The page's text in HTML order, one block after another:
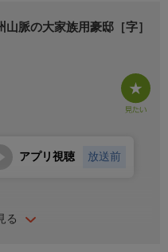
脈の大家族用豪邸［字］
る
アプリ視聴 放送前